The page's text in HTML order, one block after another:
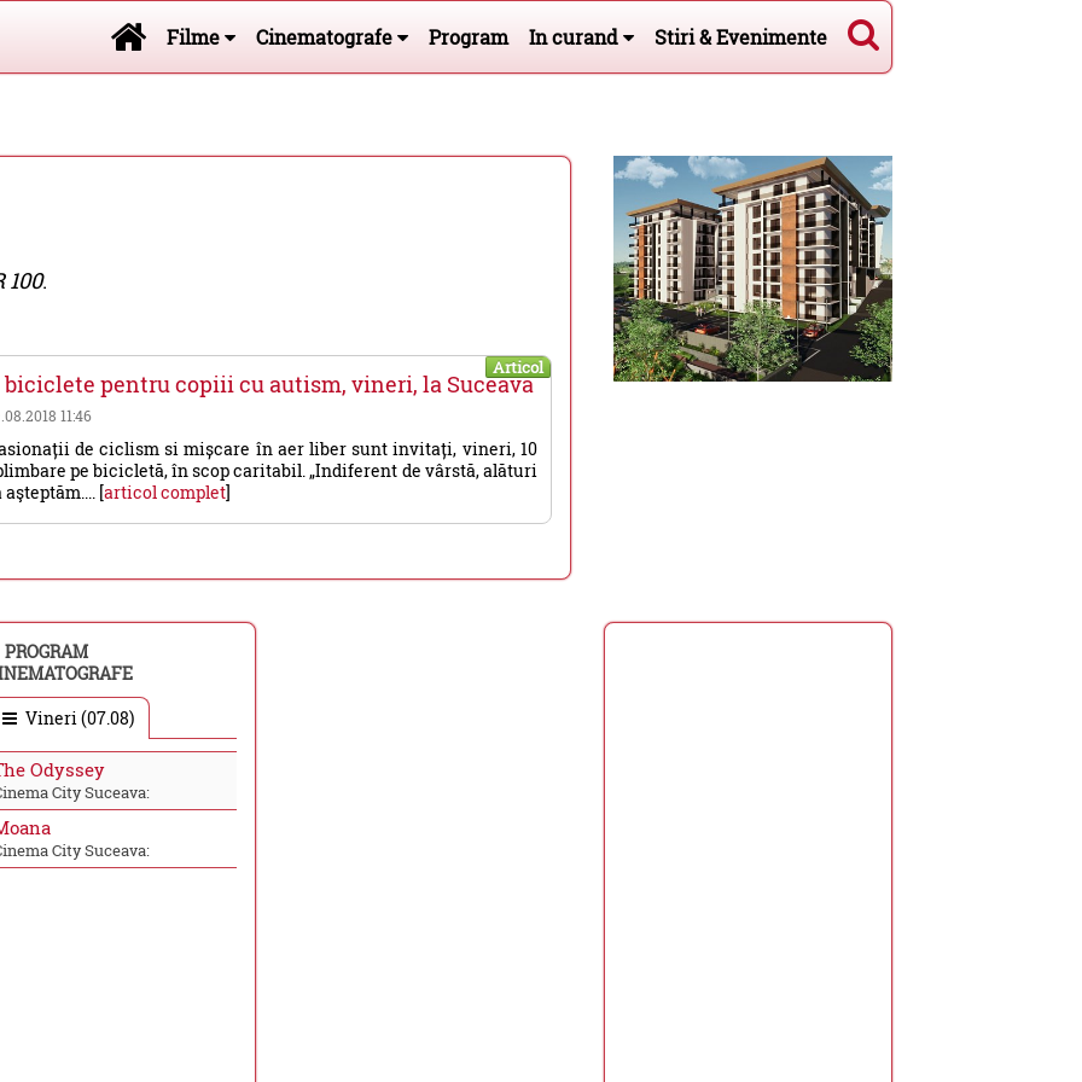
Filme Cinematografe Program In curand Stiri & Evenimente
100.
Articol
biciclete pentru copiii cu autism, vineri, la Suceava
11:46
de ciclism si mișcare în aer liber sunt invitați, vineri, 10
pe bicicletă, în scop caritabil. „Indiferent de vârstă, alături
[articol complet]
PROGRAM
Vineri (07.08)
Odyssey
City Suceava:
City Suceava: